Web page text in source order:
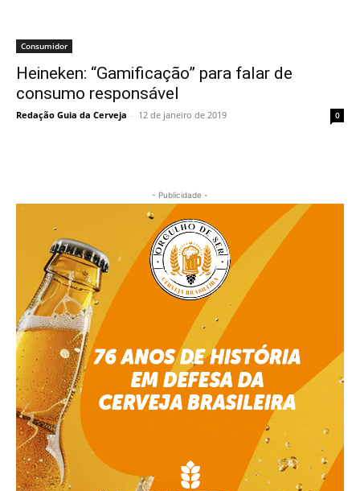
Consumidor
Heineken: “Gamificação” para falar de
consumo responsável
Redação Guia da Cerveja - 12 de janeiro de 2019 0
- Publicidade -